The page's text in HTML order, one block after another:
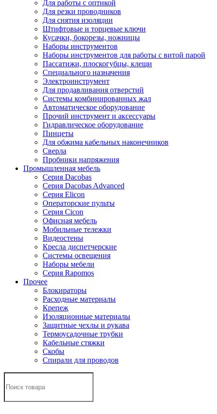
Для работы с оптикой
Для резки проводников
Для снятия изоляции
Штифтовые и торцевые ключи
Кусачки, бокорезы, ножницы
Наборы инструментов
Наборы инструментов для работы с витой парой
Пассатижи, плоскогубцы, клещи
Специального назначения
Электроинструмент
Для продавливания отверстий
Системы комбинированных жал
Автоматическое оборудование
Прочий инструмент и аксессуары
Гидравлическое оборудование
Пинцеты
Для обжима кабельных наконечников
Сверла
Пробники напряжения
Промышленная мебель
Серия Dacobas
Серия Dacobas Advanced
Серия Elicon
Операторские пульты
Серия Cicon
Офисная мебель
Мобильные тележки
Видеостены
Кресла диспетчерские
Системы освещения
Наборы мебели
Серия Rapomos
Прочее
Блокираторы
Расходные материалы
Крепеж
Изоляционные материалы
Защитные чехлы и рукава
Термоусадочные трубки
Кабельные стяжки
Скобы
Спирали для проводов